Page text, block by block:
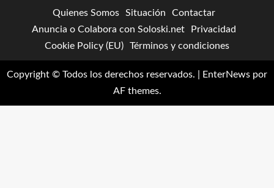
Quienes Somos Situación
Contactar
Anuncia o Colabora con Soloski.net
Privacidad
Cookie Policy (EU)
Términos y condiciones
Copyright © Todos los derechos reservados. EnterNews por
AF themes.